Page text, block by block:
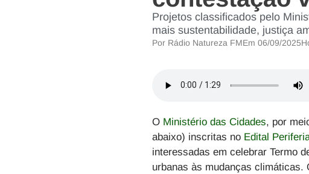
Projetos classificados pelo
mais sustentabilidade, justiça
Por Rádio Natureza FMEm 06/09/2025
O Ministério das Cidades, por
abaixo) inscritas no Edital
interessadas em celebrar Termo
urbanas às mudanças climáticas.